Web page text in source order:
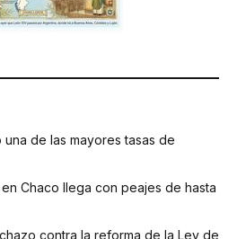
de las mayores tasas de
Chaco llega con peajes de hasta
contra la reforma de la Ley de